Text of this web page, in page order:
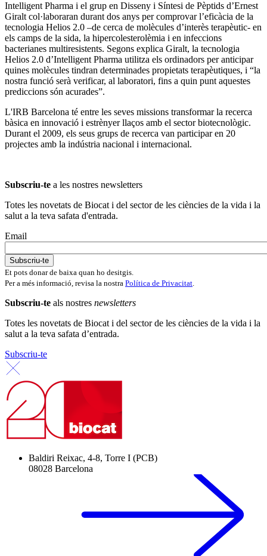
Intelligent Pharma i el grup en Disseny i Síntesi de Pèptids d’Ernest
Giralt col·laboraran durant dos anys per comprovar l’eficàcia de la
tecnologia Helios 2.0 –de cerca de molècules d’interès terapèutic- en
els camps de la sida, la hipercolesterolèmia i en infeccions
bacterianes multiresistents. Segons explica Giralt, la tecnologia
Helios 2.0 d’Intelligent Pharma utilitza els ordinadors per anticipar
quines molècules tindran determinades propietats terapèutiques, i “la
nostra funció serà verificar, al laboratori, fins a quin punt aquestes
prediccions són acurades”.
L'IRB Barcelona té entre les seves missions transformar la recerca
bàsica en innovació i estrènyer llaços amb el sector biotecnològic.
Durant el 2009, els seus grups de recerca van participar en 20
projectes amb la indústria nacional i internacional.
Subscriu-te a les nostres newsletters
Totes les novetats de Biocat i del sector de les ciències de la vida i la
salut a la teva safata d'entrada.
Email
Et pots donar de baixa quan ho desitgis.
Per a més informació, revisa la nostra Política de Privacitat.
Subscriu-te als nostres newsletters
Totes les novetats de Biocat i del sector de les ciències de la vida i la
salut a la teva safata d’entrada.
Subscriu-te
Baldiri Reixac, 4-8, Torre I (PCB)
08028 Barcelona